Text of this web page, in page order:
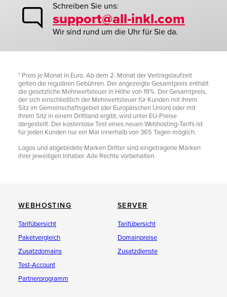
Schreiben Sie uns:
support@all-inkl.com
Wir sind rund um die Uhr für Sie da.
* Preis je Monat in Euro. Ab dem 2. Monat der Vertragslaufzeit
gelten die regulären Gebühren. Der angezeigte Gesamtpreis enthält
die gesetzliche Mehrwertsteuer in Höhe von 19%. Der Gesamtpreis,
der sich einschließlich der Mehrwertsteuer für Kunden mit ihrem
Sitz im Gemeinschaftsgebiet (der Europäischen Union) oder mit
Ihrem Sitz in einem Drittland ergibt, wird unter EU-Preise
dargestellt. Der kostenlose Test eines neuen Webhosting-Tarifs ist
für jeden Kunden nur ein Mal innerhalb von 365 Tagen möglich.
Logos und abgebildete Marken Dritter sind eingetragene Marken
ihrer jeweiligen Inhaber. Alle Rechte vorbehalten.
WEBHOSTING
Tarifübersicht
Paketvergleich
Zusatzdomains
Test-Account
Partnerprogramm
SERVER
Tarifübersicht
Domainpreise
Zusatzdienste